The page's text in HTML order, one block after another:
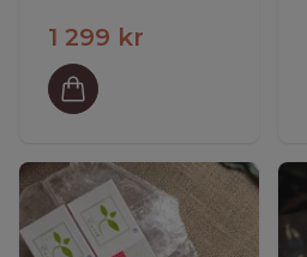
1 299 kr